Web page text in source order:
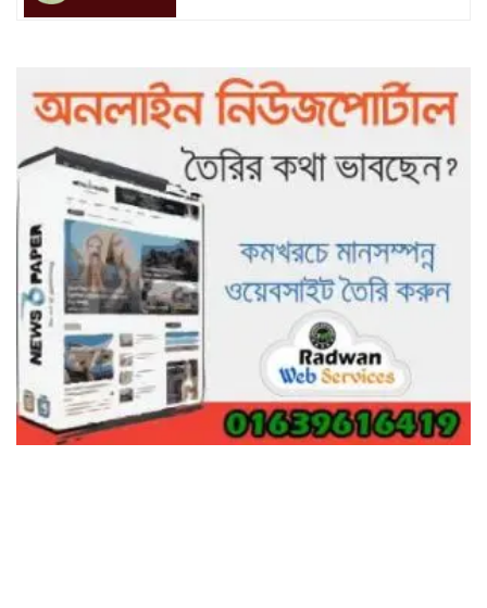
আটকে পড়া ১০ পর্যটককে উদ্ধার করল
পুলিশ ও ফায়ার সার্ভিস
গাছ না কেটে আমাদের পুড়িয়ে মারলে
ভালো হতো’: বন বিভাগের নিষ্ঠুরতায়
নিঃস্ব কৃষক